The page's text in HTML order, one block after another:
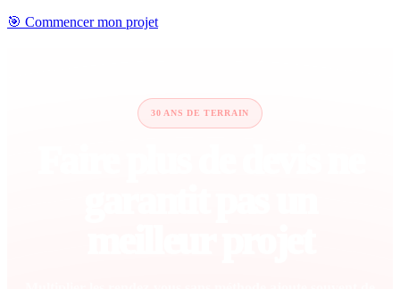
🎯 Commencer mon projet
30 ANS DE TERRAIN